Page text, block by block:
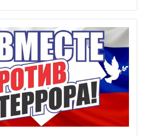
Next